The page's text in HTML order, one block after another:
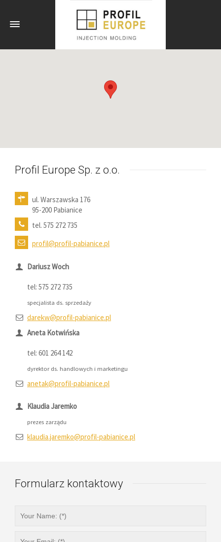
Profil Europe Sp. z o.o.
ul. Warszawska 176
95-200 Pabianice
tel. 575 272 735
profil@profil-pabianice.pl
Dariusz Woch
tel: 575 272 735
specjalista ds. sprzedaży
darekw@profil-pabianice.pl
Aneta Kotwińska
tel: 601 264 142
dyrektor ds. handlowych i marketingu
anetak@profil-pabianice.pl
Klaudia Jaremko
prezes zarządu
klaudia.jaremko@profil-pabianice.pl
Formularz kontaktowy